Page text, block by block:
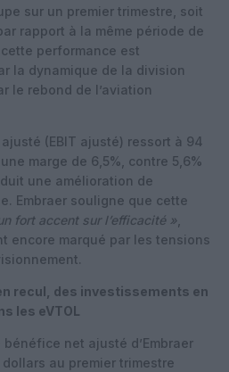
sur un premier trimestre, soit
rapport à la même période de
performance est
la dynamique de la division
le rebond de l’aviation
(EBIT ajusté) ressort à 94
marge de 6,5%, contre 5,6%
une amélioration de
Embraer souligne que cette
fort accent sur l’efficacité »
encore marqué par les tensions
recul, des investissements en
les eVTOL
net ajusté d’Embraer
au premier trimestre